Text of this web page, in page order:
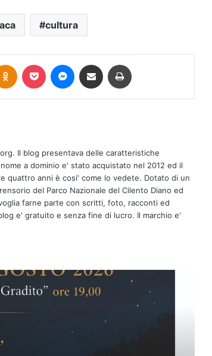
cultura
Odnoklassniki
Pocket Messenger
Condividi via mail
Il blog presentava delle caratteristiche
a dominio e' stato acquistato nel 2012 ed il
quattro anni è cosi' come lo vedete. Dotato di un
del Parco Nazionale del Cilento Diano ed
farne parte con scritti, foto, racconti ed
e' gratuito e senza fine di lucro. Il marchio e'
Antonella Casaburi presenta la quarta
raccolta del poeta Vito Caponegri
Maione: Consac all’opera per
Buonabitacolo, primi risultati tangibiliIl
sindaco Guercio: lavoro straordinario
Corinoti e il culto di San Pantaleone: le
dell’identità cilentana
Save the date 📆 Presentazione del